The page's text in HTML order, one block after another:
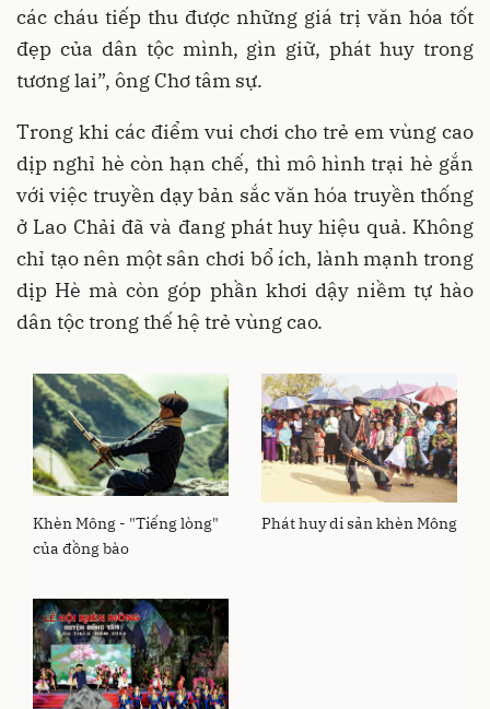
các cháu tiếp thu được những giá trị văn hóa tốt
đẹp của dân tộc mình, gìn giữ, phát huy trong
tương lai”, ông Chơ tâm sự.
Trong khi các điểm vui chơi cho trẻ em vùng cao
dịp nghỉ hè còn hạn chế, thì mô hình trại hè gắn
với việc truyền dạy bản sắc văn hóa truyền thống
ở Lao Chải đã và đang phát huy hiệu quả. Không
chỉ tạo nên một sân chơi bổ ích, lành mạnh trong
dịp Hè mà còn góp phần khơi dậy niềm tự hào
dân tộc trong thế hệ trẻ vùng cao.
Khèn Mông - "Tiếng lòng"
của đồng bào
Phát huy di sản khèn Mông